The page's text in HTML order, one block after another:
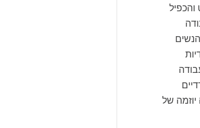
והכפיל
החרדיות
עבודה
יוזמה של